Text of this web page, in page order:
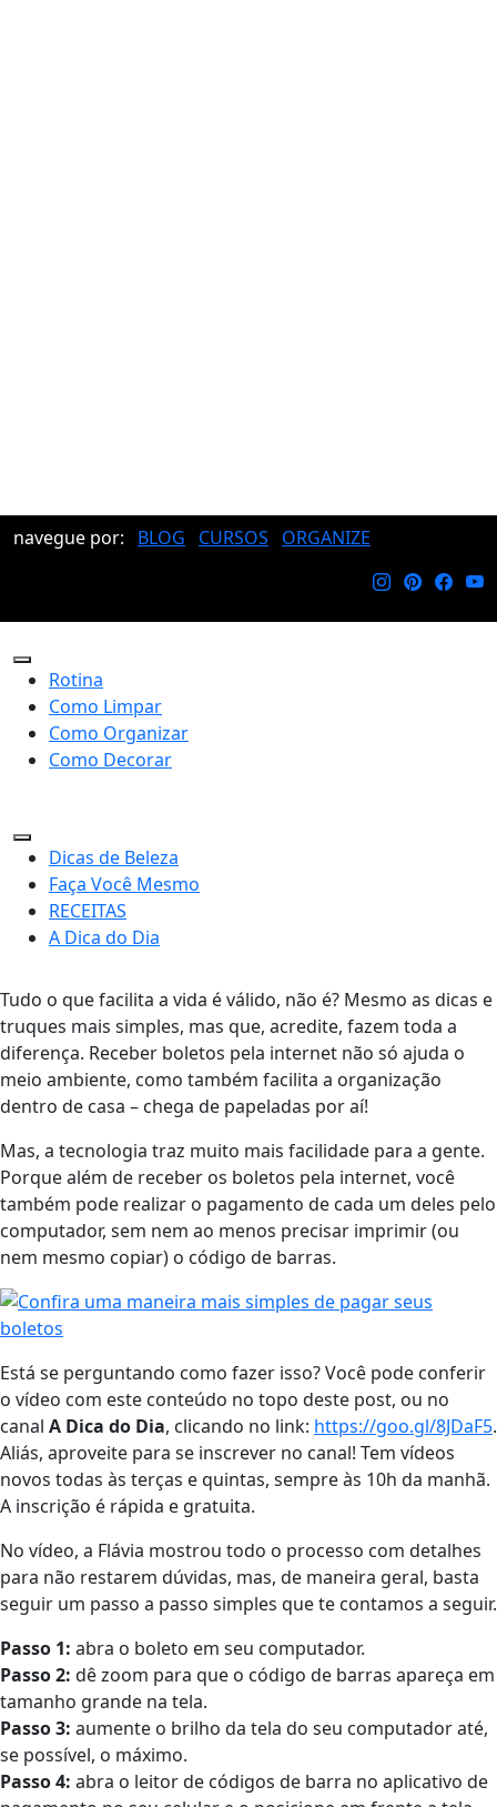
navegue por: BLOG CURSOS ORGANIZE
Rotina
Como Limpar
Como Organizar
Como Decorar
Dicas de Beleza
Faça Você Mesmo
RECEITAS
A Dica do Dia
Tudo o que facilita a vida é válido, não é? Mesmo as dicas e
truques mais simples, mas que, acredite, fazem toda a
diferença. Receber boletos pela internet não só ajuda o
meio ambiente, como também facilita a organização
dentro de casa – chega de papeladas por aí!
Mas, a tecnologia traz muito mais facilidade para a gente.
Porque além de receber os boletos pela internet, você
também pode realizar o pagamento de cada um deles pelo
computador, sem nem ao menos precisar imprimir (ou
nem mesmo copiar) o código de barras.
Está se perguntando como fazer isso? Você pode conferir
o vídeo com este conteúdo no topo deste post, ou no
canal A Dica do Dia, clicando no link: https://goo.gl/8JDaF5.
Aliás, aproveite para se inscrever no canal! Tem vídeos
novos todas às terças e quintas, sempre às 10h da manhã.
A inscrição é rápida e gratuita.
No vídeo, a Flávia mostrou todo o processo com detalhes
para não restarem dúvidas, mas, de maneira geral, basta
seguir um passo a passo simples que te contamos a seguir.
Passo 1: abra o boleto em seu computador.
Passo 2: dê zoom para que o código de barras apareça em
tamanho grande na tela.
Passo 3: aumente o brilho da tela do seu computador até,
se possível, o máximo.
Passo 4: abra o leitor de códigos de barra no aplicativo de